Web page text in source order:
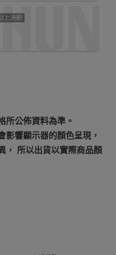
所公佈資料為準。
影響顯示器的顏色呈現，
， 所以出貨以實際商品顏